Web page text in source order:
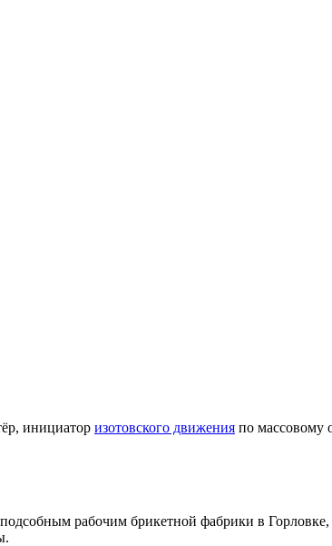
инициатор изотовского движения по массовому
подсобным рабочим брикетной фабрики в